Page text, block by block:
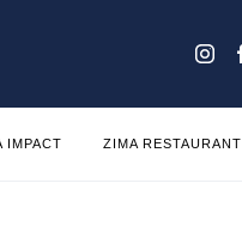
IMPACT ZIMA RESTAURANT